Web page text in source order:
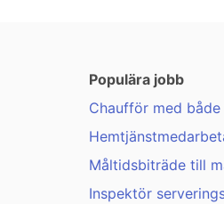
Populära jobb
Chaufför med
Måltidsbiträde till
Inspektör